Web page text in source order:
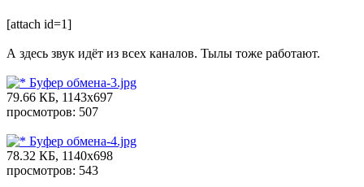
[attach id=1]
А здесь звук идёт из всех каналов. Тылы тоже работают.
Буфер обмена-3.jpg
79.66 КБ, 1143x697
просмотров: 507
Буфер обмена-4.jpg
78.32 КБ, 1140x698
просмотров: 543